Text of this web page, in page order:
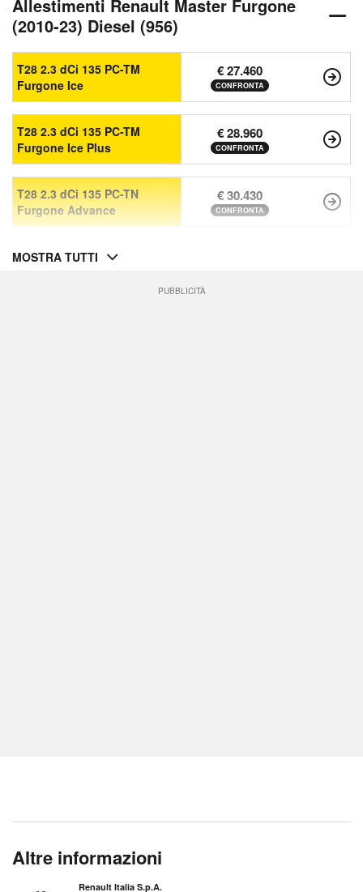
Allestimenti Renault Master Furgone
(2010-23) Diesel (956)
T28 2.3 dCi 135 PC-TM
Furgone Ice
€ 27.460
CONFRONTA
T28 2.3 dCi 135 PC-TM
Furgone Ice Plus
€ 28.960
CONFRONTA
T28 2.3 dCi 135 PC-TN
Furgone Advance
€ 30.430
CONFRONTA
MOSTRA TUTTI
PUBBLICITÀ
Altre informazioni
Renault Italia S.p.A.